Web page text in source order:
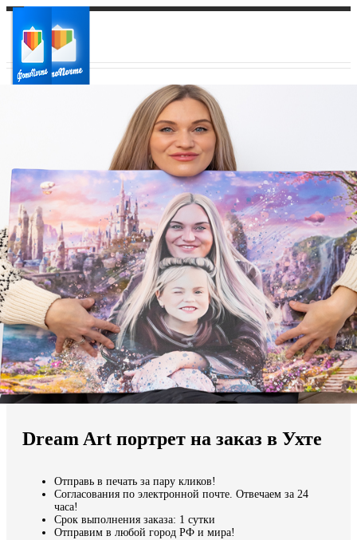
Ваш регион доставки
Выберите из списка:
Мы доставляем по всему миру
Продолжить без города
Dream Art портрет на заказ в Ухте
Отправь в печать за пару кликов!
Согласования по электронной почте. Отвечаем за 24
часа!
Срок выполнения заказа: 1 сутки
Отправим в любой город РФ и мира!